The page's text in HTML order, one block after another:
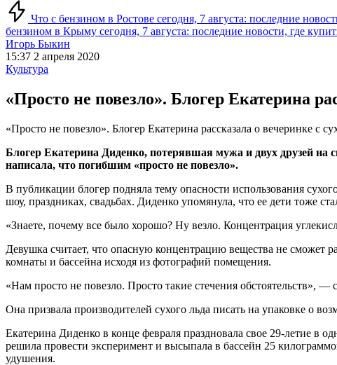
Что с бензином в Ростове сегодня, 7 августа: последние
бензином в Крыму сегодня, 7 августа: последние новости, где
Игорь Быкин
15:37 2 апреля 2020
Культура
«Просто не повезло». Блогер Екатерина
«Просто не повезло». Блогер Екатерина рассказала о вечеринке с
Блогер Екатерина Диденко, потерявшая мужа и двух друзей на
написала, что погибшим «просто не повезло».
В публикации блогер подняла тему опасности использования
шоу, праздниках, свадьбах. Диденко упомянула, что ее дети тоже
«Знаете, почему все было хорошо? Ну везло. Концентрация
Девушка считает, что опасную концентрацию вещества не сможет
комнаты и бассейна исходя из фотографий помещения.
«Нам просто не повезло. Просто такие стечения обстоятельств», —
Она призвала производителей сухого льда писать на упаковке о
Екатерина Диденко в конце февраля праздновала свое 29-летие
решила провести эксперимент и высыпала в бассейн 25
удушения.